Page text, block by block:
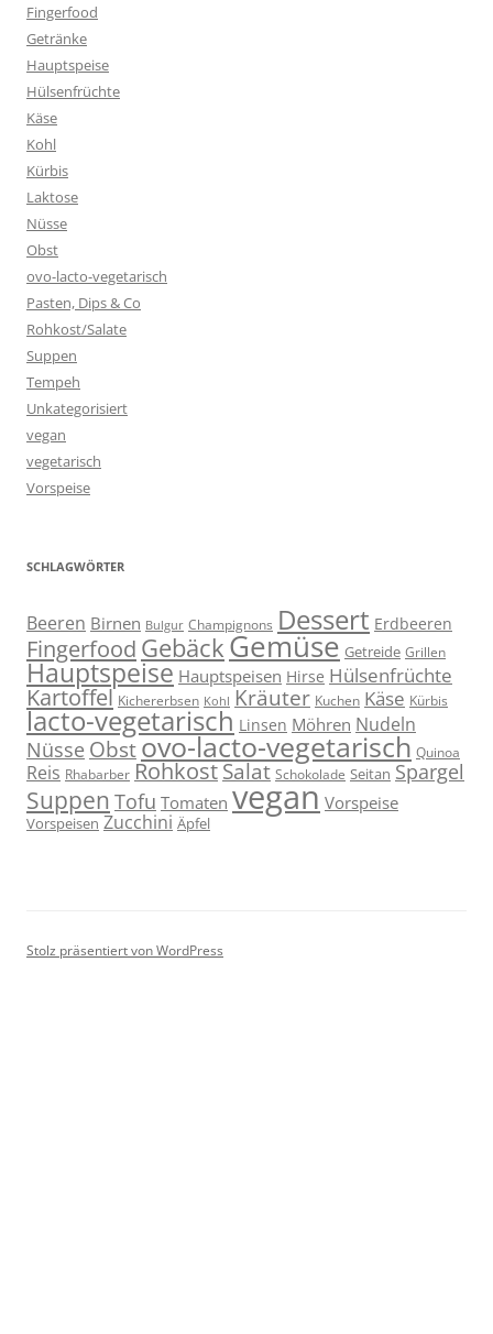
Fingerfood
Getränke
Hauptspeise
Hülsenfrüchte
Käse
Kohl
Kürbis
Laktose
Nüsse
Obst
ovo-lacto-vegetarisch
Pasten, Dips & Co
Rohkost/Salate
Suppen
Tempeh
Unkategorisiert
vegan
vegetarisch
Vorspeise
SCHLAGWÖRTER
Beeren Birnen Bulgur Champignons Dessert Erdbeeren
Fingerfood Gebäck Gemüse Getreide Grillen
Hauptspeise Hauptspeisen Hirse Hülsenfrüchte
Kartoffel Kichererbsen Kohl Kräuter Kuchen Käse Kürbis
lacto-vegetarisch Linsen Möhren Nudeln
Nüsse Obstovo-lacto-vegetarisch Quinoa
Reis Rhabarber RohkostSalat Schokolade Seitan Spargel
Suppen Tofu Tomaten vegan Vorspeise
Vorspeisen Zucchini Äpfel
Stolz präsentiert von WordPress